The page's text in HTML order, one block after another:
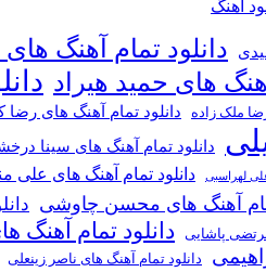
اهنگ
دانلود تمام آهنگ
های حمید هیراد
ملک زاده دانلود تمام آهنگ های رضا
دانلود تمام آهنگ های سینا
لهراسبی دانلود تمام آهنگ های علی
آهنگ های محسن چاوشی
پاشایی دانلود تمام آهنگ
دانلود تمام آهنگ های ناصر زینعلی